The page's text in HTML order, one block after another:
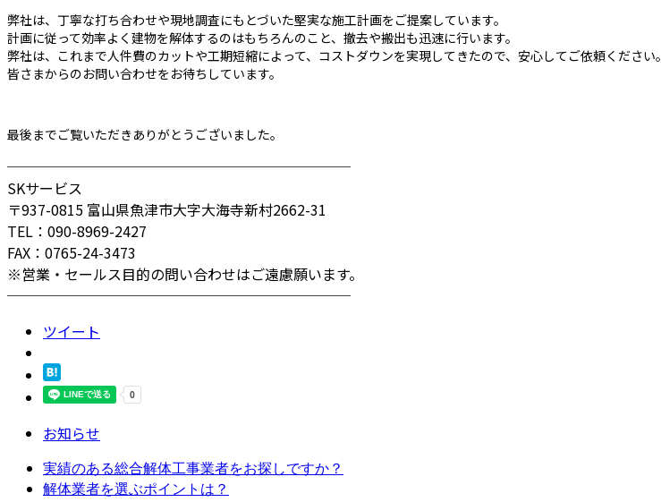
弊社は、丁寧な打ち合わせや現地調査にもとづいた堅実な施工計画をご提案しています。
計画に従って効率よく建物を解体するのはもちろんのこと、撤去や搬出も迅速に行います。
弊社は、これまで人件費のカットや工期短縮によって、コストダウンを実現してきたので、安心してご依頼ください。
皆さまからのお問い合わせをお待ちしています。
最後までご覧いただきありがとうございました。
────────────────────────
SKサービス
〒937-0815 富山県魚津市大字大海寺新村2662-31
TEL：090-8969-2427
FAX：0765-24-3473
※営業・セールス目的の問い合わせはご遠慮願います。
────────────────────────
ツイート
お知らせ
実績のある総合解体工事業者をお探しですか？
解体業者を選ぶポイントは？